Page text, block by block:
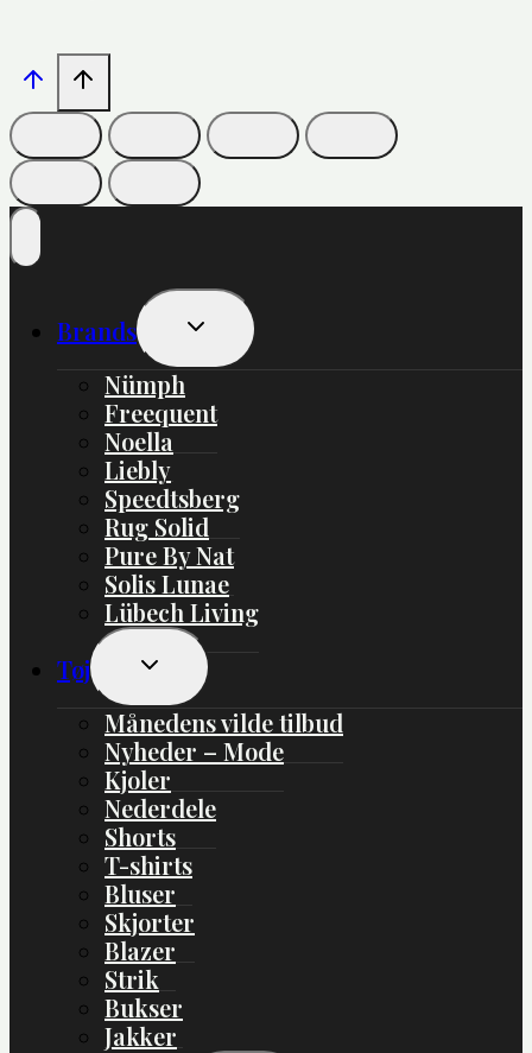
Brands
Skift
Undermenu
Nümph
Freequent
Noella
Liebly
Speedtsberg
Rug Solid
Pure By Nat
Solis Lunae
Lübech Living
Tøj
Skift
Undermenu
Månedens vilde tilbud
Nyheder – Mode
Kjoler
Nederdele
Shorts
T-shirts
Bluser
Skjorter
Blazer
Strik
Bukser
Jakker